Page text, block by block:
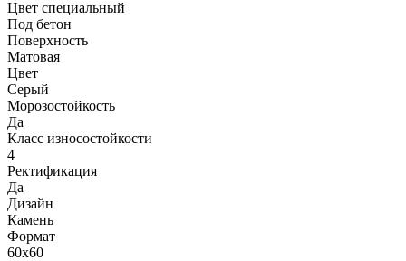
Цвет специальный
Под бетон
Поверхность
Матовая
Цвет
Серый
Морозостойкость
Да
Класс износостойкости
4
Ректификация
Да
Дизайн
Камень
Формат
60x60